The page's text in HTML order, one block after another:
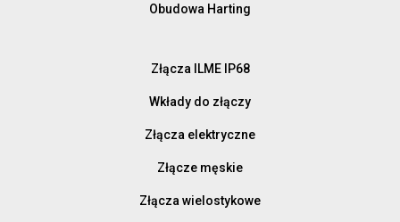
Obudowa Harting
Złącza ILME IP68
Wkłady do złączy
Złącza elektryczne
Złącze męskie
Złącza wielostykowe